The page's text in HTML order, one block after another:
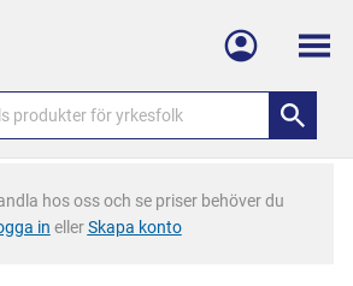
Meny
hos oss och se priser behöver du
in ellerSkapa konto